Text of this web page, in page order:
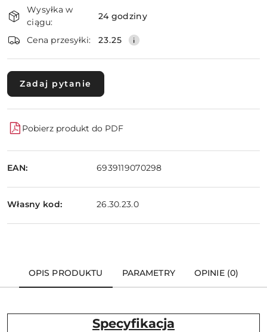
i
dostawa
Wysyłka w
ciągu:
24 godziny
Cena przesyłki: 23.25
Zadaj pytanie
Pobierz produkt do PDF
EAN: 6939119070298
Własny kod: 26.30.23.0
OPIS PRODUKTU PARAMETRY OPINIE (0)
Specyfikacja